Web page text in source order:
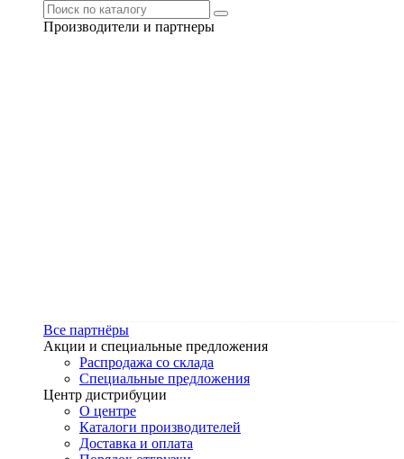
Производители и партнеры
Все партнёры
Акции и специальные предложения
Распродажа со склада
Специальные предложения
Центр дистрибуции
О центре
Каталоги производителей
Доставка и оплата